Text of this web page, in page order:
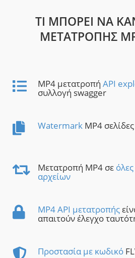
ΤΙ ΜΠΟΡΕΊ ΝΑ
ΜΕΤΑΤΡΟΠΉΣ
MP4 μετατροπή API
συλλογή swagger
Watermark MP4 σελίδες
Μετατροπή MP4 σε
αρχείων
MP4 API μετατροπής
απαιτούν έλεγχο
Προστασία με κωδικό